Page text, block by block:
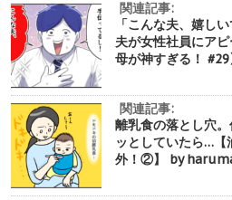
関連記事:
「こんな夫、嬉し
夫が女性社員にア
母が神すぎる！
関連記事:
離乳食の落とし穴
ッとしていたら…【
外！②】 by